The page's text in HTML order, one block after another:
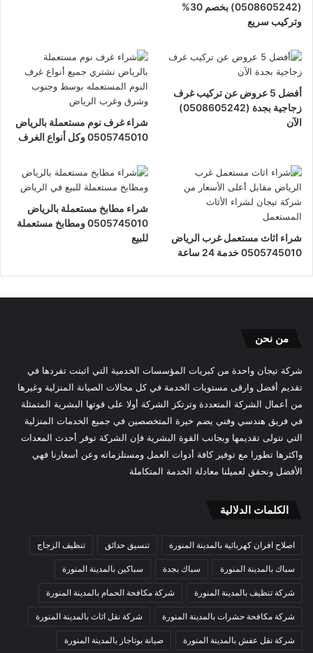
(0508605242) بخصم 30%
وتركيب سريع
أفضل 5 عروض عن تركيب غرف
زجاجية بجدة (0508605242)
الآن
شراء غرف نوم مستعملة بالرياض
0505745010 وكل أنواع الغرف
شراء اثاث مستعمل غرب الرياض
0505745010 خدمة 24 ساعة
شراء مطابخ مستعملة بالرياض
0505745010 ومطابخ مستعملة
للبيع
من نحن
شركة تيجان واحدة من كبريات المؤسسات الخدمية التي اثبتت تفردها في
تقديم أفضل وارقى مستويات الخدمة في كل مجالات الصيانة المنزلية وغيرها
من أعمال الشركة المتعددة وترتكز الشركة أولا على قوتها البشرية المتمثلة
في فريق هندسي وفني يضم خيرة المتخصصين في جميع الخدمات المنزلية
التي نتولى تقديمها وبجانب القوة البشرية فإن الشركة توفر أحدث المعدات
واكثرها تطورا مع توفير كافة أدوات العمل ومستلزماته وعن أسعارنا فهي
الأفضل ونحقق لعميلنا معادلة الخدمة المتكاملة
الكلمات الدلالية
اصلاح افران كهربائية بالمدينة المنورة تنسيق حدائق تنظيف الزجاج
سباك بالمدينة المنورة سباك بجدة سباكين بالمدينة المنورة
شركة تنظيف بالمدينة المنورة شركة مكافحة الحمام بالمدينة المنورة
شركة مكافحة حشرات بالمدينة المنورة شركة نقل اثاث بالمدينة المنورة
شركة نقل عفش بالمدينة المنورة صيانة بوتاجاز بالمدينة المنورة